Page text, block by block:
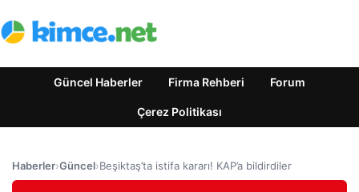
Güncel Haberler Firma Rehberi Forum
Çerez Politikası
Haberler›Güncel›Beşiktaş’ta istifa kararı! KAP’a bildirdiler